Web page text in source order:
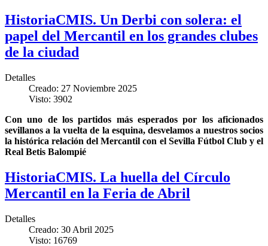
HistoriaCMIS. Un Derbi con solera: el
papel del Mercantil en los grandes clubes
de la ciudad
Detalles
Creado: 27 Noviembre 2025
Visto: 3902
Con uno de los partidos más esperados por los aficionados
sevillanos a la vuelta de la esquina, desvelamos a nuestros socios
la histórica relación del Mercantil con el Sevilla Fútbol Club y el
Real Betis Balompié
HistoriaCMIS. La huella del Círculo
Mercantil en la Feria de Abril
Detalles
Creado: 30 Abril 2025
Visto: 16769